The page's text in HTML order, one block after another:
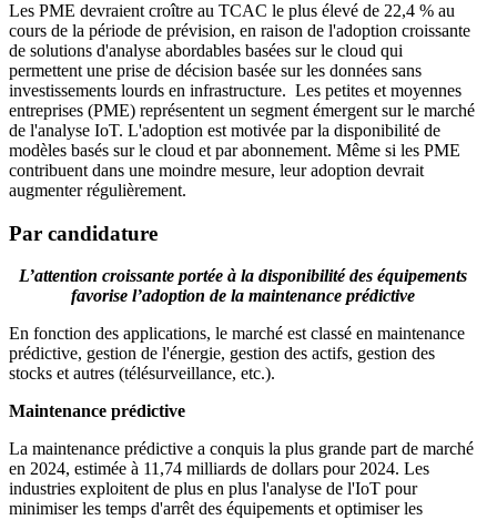
Les PME devraient croître au TCAC le plus élevé de 22,4 % au
cours de la période de prévision, en raison de l'adoption croissante
de solutions d'analyse abordables basées sur le cloud qui
permettent une prise de décision basée sur les données sans
investissements lourds en infrastructure. Les petites et moyennes
entreprises (PME) représentent un segment émergent sur le marché
de l'analyse IoT. L'adoption est motivée par la disponibilité de
modèles basés sur le cloud et par abonnement. Même si les PME
contribuent dans une moindre mesure, leur adoption devrait
augmenter régulièrement.
Par candidature
L’attention croissante portée à la disponibilité des équipements
favorise l’adoption de la maintenance prédictive
En fonction des applications, le marché est classé en maintenance
prédictive, gestion de l'énergie, gestion des actifs, gestion des
stocks et autres (télésurveillance, etc.).
Maintenance prédictive
La maintenance prédictive a conquis la plus grande part de marché
en 2024, estimée à 11,74 milliards de dollars pour 2024. Les
industries exploitent de plus en plus l'analyse de l'IoT pour
minimiser les temps d'arrêt des équipements et optimiser les